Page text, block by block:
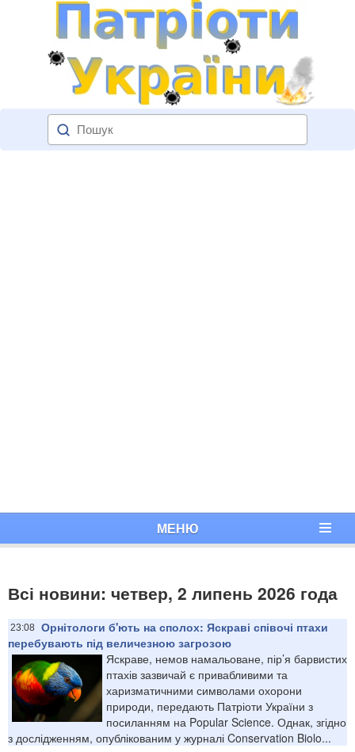
МЕНЮ
Всі новини: четвер, 2 липень 2026 года
23:08 Орнітологи б'ють на сполох: Яскраві співочі птахи
перебувають під величезною загрозою
Яскраве, немов намальоване, пір’я барвистих
птахів зазвичай є привабливими та
харизматичними символами охорони
природи, передають Патріоти України з
посиланням на Popular Science. Однак, згідно
з дослідженням, опублікованим у журналі Conservation Biolo...